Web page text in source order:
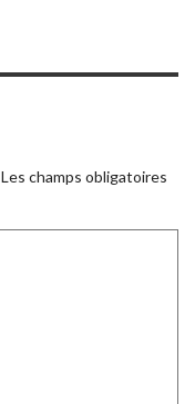
Les champs obligatoires